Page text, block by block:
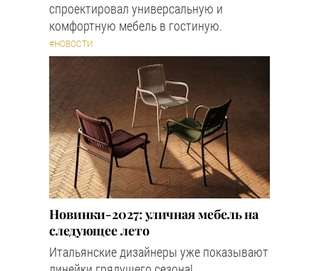
спроектировал универсальную и
комфортную мебель в гостиную.
#НОВОСТИ
Новинки-2027: уличная мебель на
следующее лето
Итальянские дизайнеры уже показывают